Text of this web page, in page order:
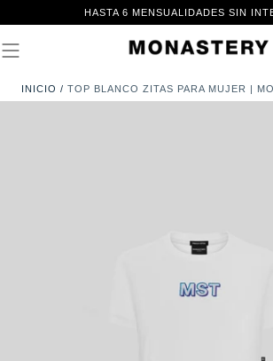
CONTENIDO
HASTA 6 MENSUALIDADES SIN
INICIO / TOP BLANCO ZITAS PARA MUJER |